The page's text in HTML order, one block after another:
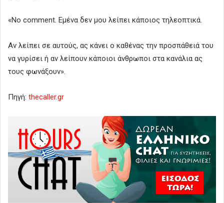
«No comment. Εμένα δεν μου λείπει κάποιος τηλεοπτικά.
Αν λείπει σε αυτούς, ας κάνει ο καθένας την προσπάθειά του
να γυρίσει ή αν λείπουν κάποιοι άνθρωποι στα κανάλια ας
τους φωνάξουν».
Πηγή: thecaller.gr